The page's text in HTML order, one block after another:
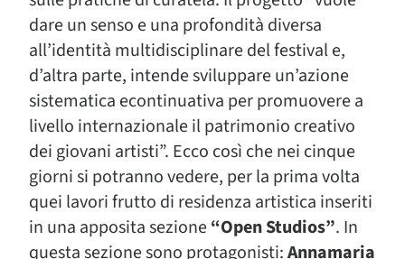
dare un senso e una profondità diversa
all’identità multidisciplinare del festival e,
d’altra parte, intende sviluppare un’azione
sistematica econtinuativa per promuovere a
livello internazionale il patrimonio creativo
dei giovani artisti”. Ecco così che nei cinque
giorni si potranno vedere, per la prima volta
quei lavori frutto di residenza artistica inseriti
in una apposita sezione“Open Studios”. In
questa sezione sono protagonisti:Annamaria